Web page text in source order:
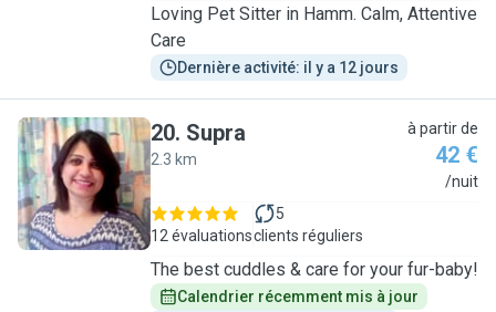
Loving Pet Sitter in Hamm. Calm, Attentive
Care
Dernière activité: il y a 12 jours
S
20. Supra
2.3 km
à partir de
42 €
/nuit
12 évaluations
5
clients réguliers
The best cuddles & care for your fur-baby!
Calendrier récemment mis à jour